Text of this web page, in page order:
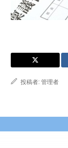
投稿者: 管理者